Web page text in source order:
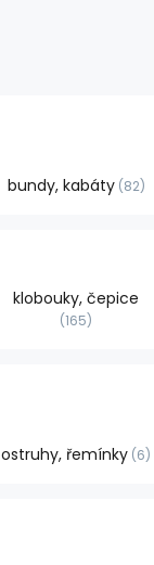
bundy, kabáty 82
klobouky, čepice
165
ostruhy, řemínky 6